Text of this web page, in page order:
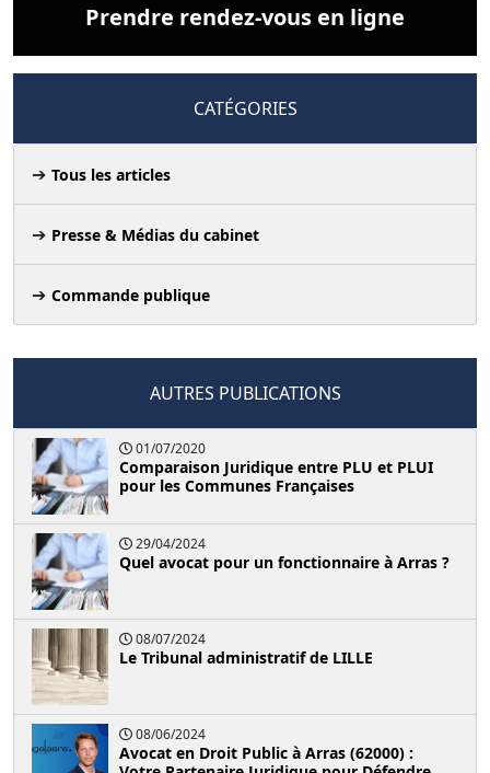
Prendre rendez-vous en ligne
CATÉGORIES
Tous les articles
Presse & Médias du cabinet
Commande publique
AUTRES PUBLICATIONS
01/07/2020
Comparaison Juridique entre PLU et PLUI
pour les Communes Françaises
29/04/2024
Quel avocat pour un fonctionnaire à Arras ?
08/07/2024
Le Tribunal administratif de LILLE
08/06/2024
Avocat en Droit Public à Arras (62000) :